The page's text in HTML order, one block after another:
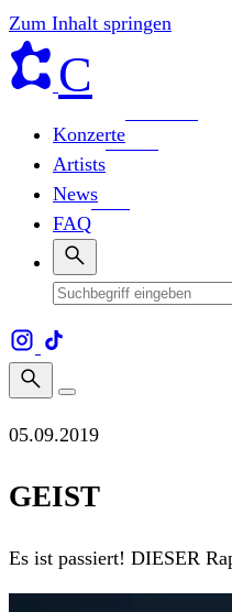
Zum Inhalt springen
C
Konzerte
Artists
News
FAQ
05.09.2019
GEIST
Es ist passiert! DIESER